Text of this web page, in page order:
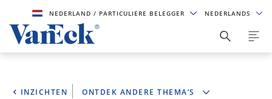
NEDERLAND/ PARTICULIERE BELEGGER NEDERLANDS
INZICHTEN ONTDEK ANDERE THEMA’S